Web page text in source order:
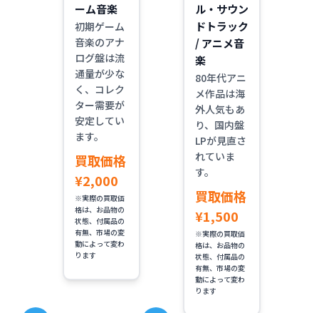
ーム音楽
初期ゲーム
音楽のアナ
ログ盤は流
通量が少な
く、コレク
ター需要が
安定してい
ます。
買取価格
¥2,000
※実際の買取価
格は、お品物の
状態、付属品の
有無、市場の変
動によって変わ
ります
ル・サウン
ドトラック
/ アニメ音
楽
80年代アニ
メ作品は海
外人気もあ
り、国内盤
LPが見直さ
れていま
す。
買取価格
¥1,500
※実際の買取価
格は、お品物の
状態、付属品の
有無、市場の変
動によって変わ
ります